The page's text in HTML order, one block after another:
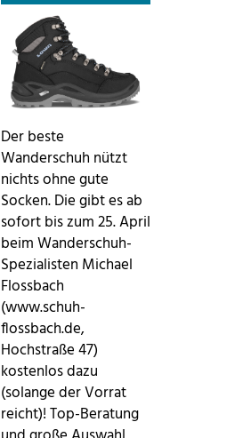
Der beste
Wanderschuh nützt
nichts ohne gute
Socken. Die gibt es ab
sofort bis zum 25. April
beim Wanderschuh-
Spezialisten Michael
Flossbach
(www.schuh-
flossbach.de,
Hochstraße 47)
kostenlos dazu
(solange der Vorrat
reicht)! Top-Beratung